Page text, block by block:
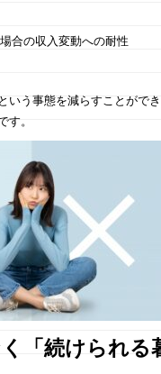
合の収入変動への耐性
う事態を減らすことがで
す。
「続けられる